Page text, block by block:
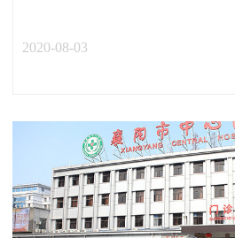
2020-08-03